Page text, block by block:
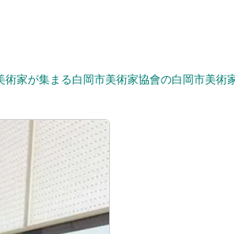
家が集まる白岡市美術家協會の白岡市美術